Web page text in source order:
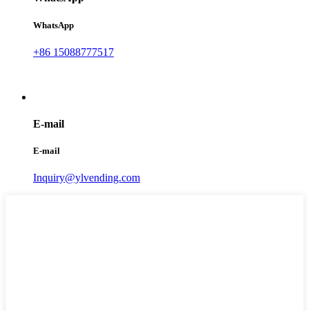
WhatsApp
+86 15088777517
E-mail
E-mail
Inquiry@ylvending.com